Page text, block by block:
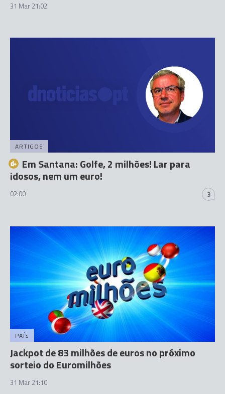
31 Mar 21:02
ARTIGOS
Em Santana: Golfe, 2 milhões! Lar para
idosos, nem um euro!
02:00 3
PAÍS
Jackpot de 83 milhões de euros no próximo
sorteio do Euromilhões
31 Mar 21:10